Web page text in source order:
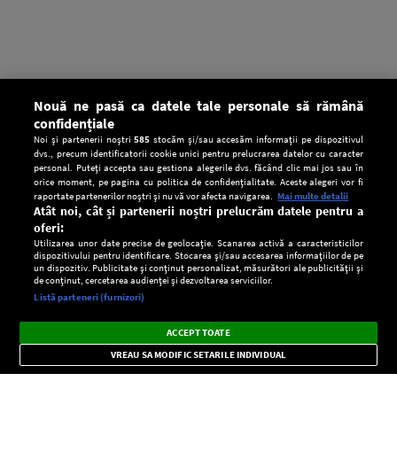
CONFIDENŢIALITATE
Setări:
Dark
Mode
Radio live, podcasturi, știri și alerte
importante.
×
Nouă ne pasă ca datele tale personale să rămână
confidențiale
Noi și partenerii noștri585 stocăm și/sau accesăm informații pe dispozitivul
dvs., precum identificatorii cookie unici pentru prelucrarea datelor cu caracter
personal. Puteți accepta sau gestiona alegerile dvs. făcând clic mai jos sau în
orice moment, pe pagina cu politica de confidențialitate. Aceste alegeri vor fi
raportate partenerilor noștri și nu vă vor afecta navigarea. Mai multe detalii
Atât noi, cât și partenerii noștri prelucrăm datele pentru a
oferi:
Utilizarea unor date precise de geolocație. Scanarea activă a caracteristicilor
dispozitivului pentru identificare. Stocarea și/sau accesarea informațiilor de pe
un dispozitiv. Publicitate și conținut personalizat, măsurători ale publicității și
de conținut, cercetarea audienței și dezvoltarea serviciilor.
Listă parteneri (furnizori)
ACCEPT TOATE
VREAU SA MODIFIC SETARILE INDIVIDUAL